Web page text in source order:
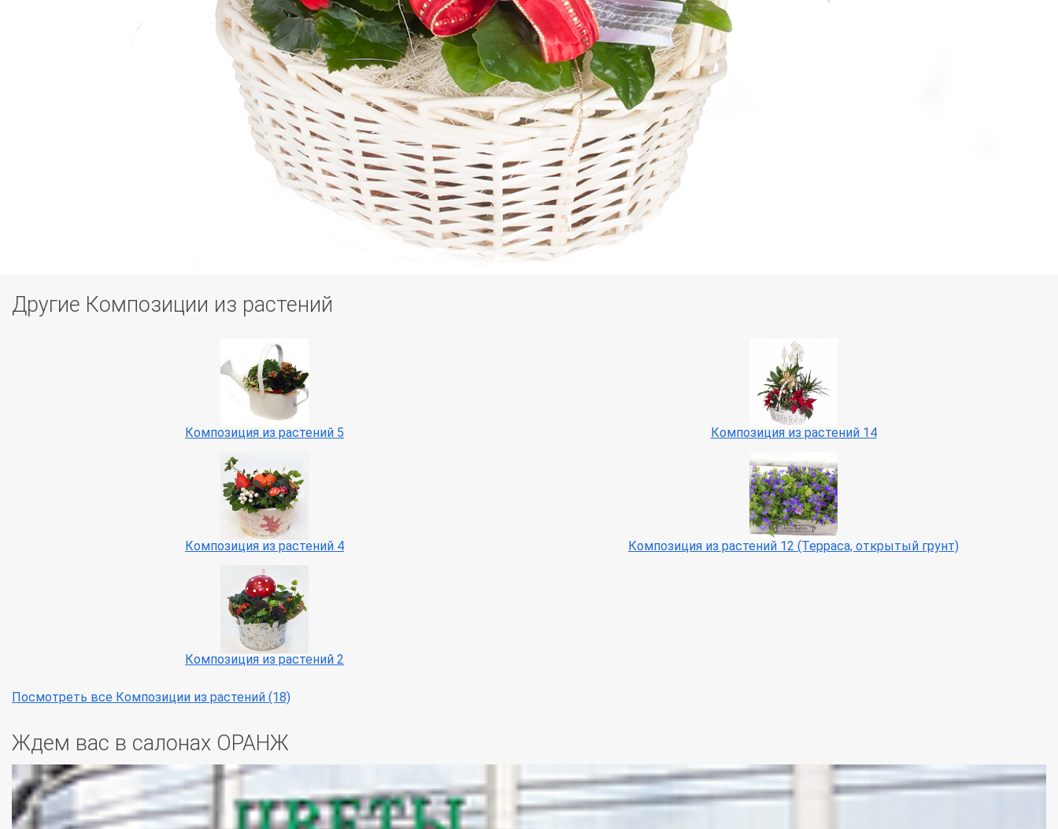
Другие Композиции из растений
Композиция из растений 5 Композиция из растений 14
Композиция из растений 4 Композиция из растений 12 (Терраса, открытый грунт)
Композиция из растений 2
Посмотреть все Композиции из растений (18)
Ждем вас в салонах ОРАНЖ